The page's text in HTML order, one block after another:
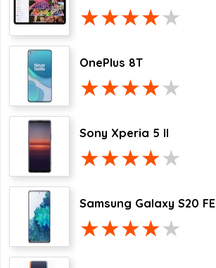
OnePlus 8T
Sony Xperia 5 II
Samsung Galaxy S20 FE